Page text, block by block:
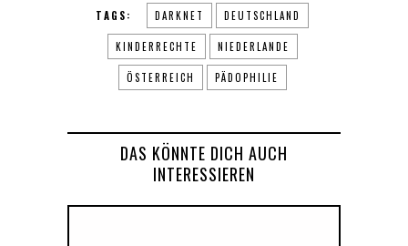
TAGS: DARKNET DEUTSCHLAND
KINDERRECHTE NIEDERLANDE
ÖSTERREICH PÄDOPHILIE
DAS KÖNNTE DICH AUCH
INTERESSIEREN